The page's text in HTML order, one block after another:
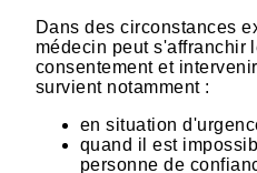
Dans des circonstances
médecin peut s'affranchir
consentement et
survient notamment :
en situation
quand il est
personne de